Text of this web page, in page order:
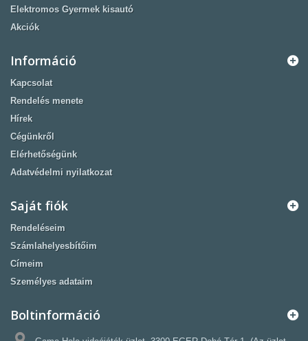
Elektromos Gyermek kisautó
Akciók
Információ
Kapcsolat
Rendelés menete
Hírek
Cégünkről
Elérhetőségünk
Adatvédelmi nyilatkozat
Saját fiók
Rendeléseim
Számlahelyesbítőim
Címeim
Személyes adataim
Boltinformáció